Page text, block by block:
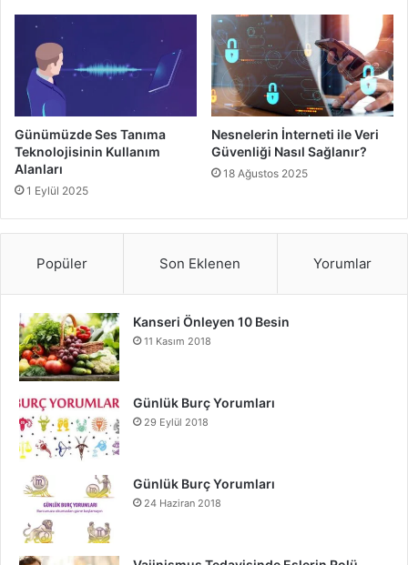
Günümüzde Ses Tanıma
Teknolojisinin Kullanım
Alanları
1 Eylül 2025
Nesnelerin İnterneti ile Veri
Güvenliği Nasıl Sağlanır?
18 Ağustos 2025
Popüler Son Eklenen Yorumlar
Kanseri Önleyen 10 Besin
11 Kasım 2018
Günlük Burç Yorumları
29 Eylül 2018
Günlük Burç Yorumları
24 Haziran 2018